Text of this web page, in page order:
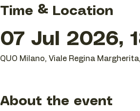
Time & Location
07 Jul 2026,
QUO Milano, Viale Regina
About the event